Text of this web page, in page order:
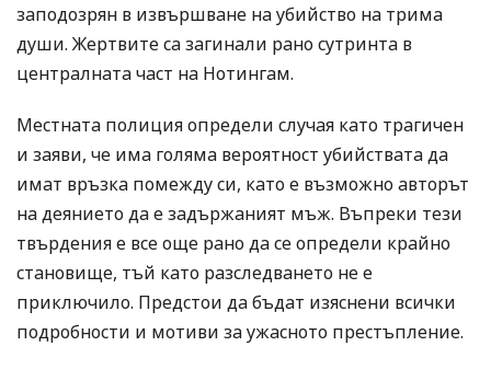
заподозрян в извършване на убийство на трима
души. Жертвите са загинали рано сутринта в
централната част на Нотингам.
Местната полиция определи случая като трагичен
и заяви, че има голяма вероятност убийствата да
имат връзка помежду си, като е възможно авторът
на деянието да е задържаният мъж. Въпреки тези
твърдения е все още рано да се определи крайно
становище, тъй като разследването не е
приключило. Предстои да бъдат изяснени всички
подробности и мотиви за ужасното престъпление.